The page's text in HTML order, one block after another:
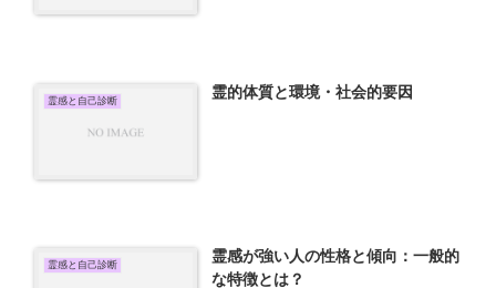
霊感と自己診断 霊的体質と環境・社会的要因
霊感と自己診断
霊感が強い人の性格と傾向：一般的
な特徴とは？